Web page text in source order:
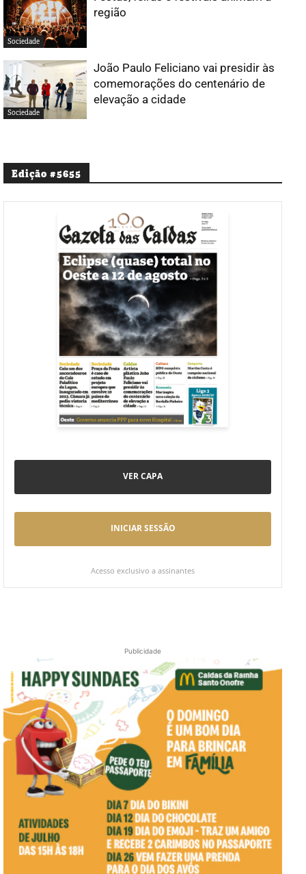
Sociedade
região
Sociedade
João Paulo Feliciano vai presidir às
comemorações do centenário de
elevação a cidade
Edição #5655
VER CAPA
INICIAR SESSÃO
Acesso exclusivo a assinantes
Publicidade